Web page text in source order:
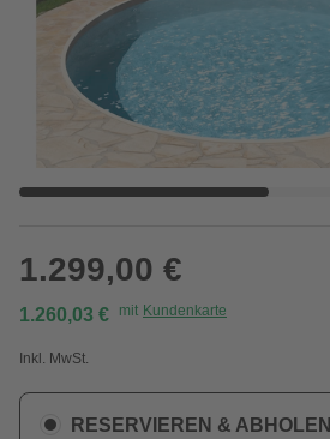
1.299,00 €
1.260,03 € mit Kundenkarte
Inkl. MwSt.
RESERVIEREN & ABHOLEN